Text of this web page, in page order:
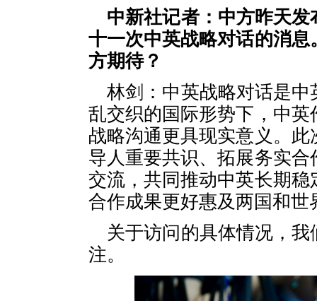
中新社记者：中方昨天
十一次中英战略对话的消
方期待？
林剑：中英战略对话是
乱交织的国际形势下，中
战略沟通更具现实意义。
导人重要共识、拓展务实
交流，共同推动中英长期
合作成果更好惠及两国和世
关于访问的具体情况，
注。